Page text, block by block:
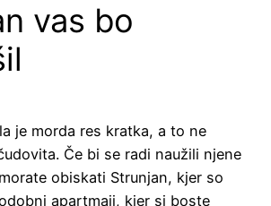
vas bo
je morda res kratka, a to ne
Če bi se radi naužili njene
obiskati Strunjan, kjer so
apartmaji, kjer si boste